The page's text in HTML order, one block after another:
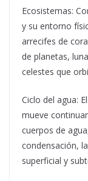
Ecosistemas:
y su entorno
arrecifes de
de planetas,
celestes que
Ciclo del agua:
mueve
cuerpos de
condensación,
superficial y